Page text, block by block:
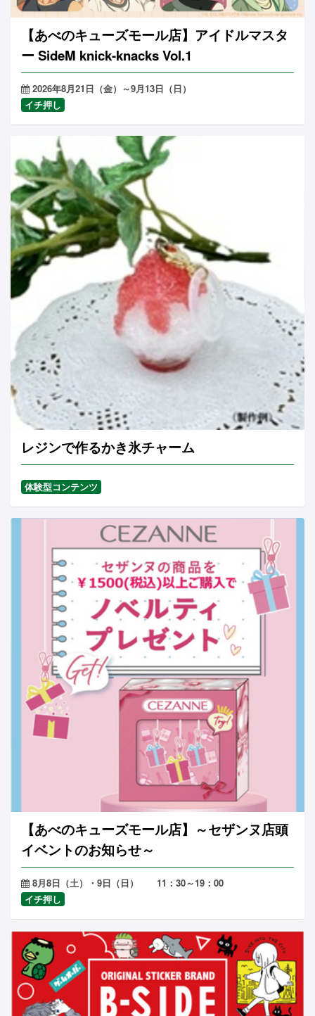
【あべのキューズモール店】アイドルマスタ
ー SideM knick-knacks Vol.1
2026年8月21日（金）～9月13日（日）
イチ押し
レジンで作るかき氷チャーム
体験型コンテンツ
【あべのキューズモール店】～セザンヌ店頭
イベントのお知らせ～
8月8日（土）・9日（日） 11：30～19：00
イチ押し